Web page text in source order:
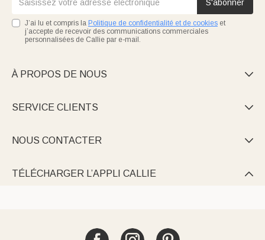
S'abonner
J’ai lu et compris la Politique de confidentialité et de cookies et
j’accepte de recevoir des communications commerciales
personnalisées de Callie par e-mail.
À PROPOS DE NOUS 
SERVICE CLIENTS 
NOUS CONTACTER 
TÉLÉCHARGER L’APPLI CALLIE 